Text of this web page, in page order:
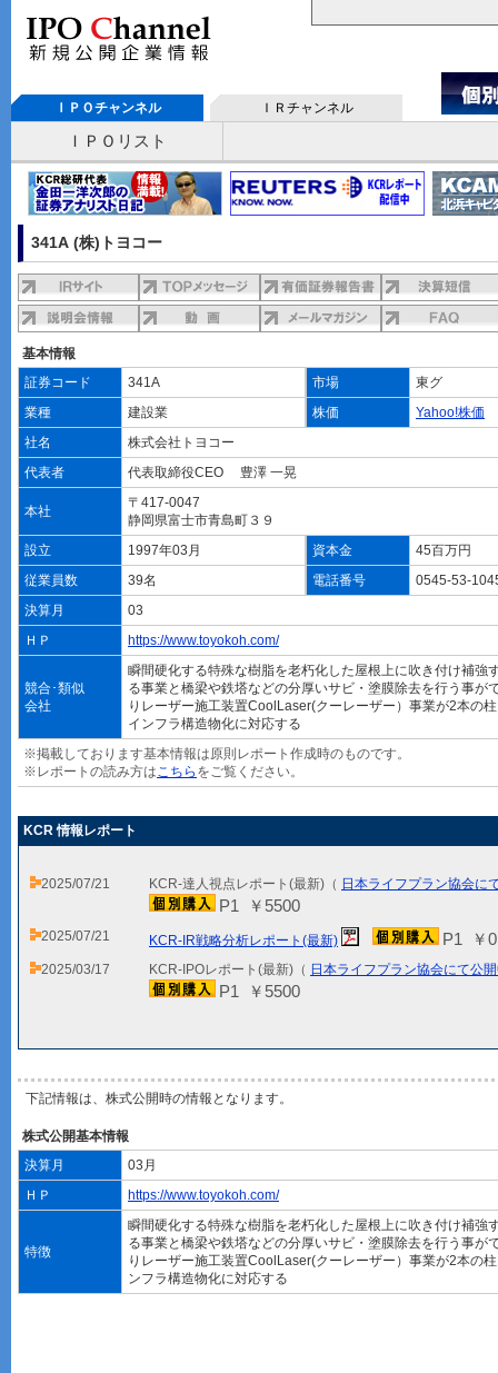
ＩＰＯチャンネル ＩＲチャンネル
ＩＰＯリスト
341A (株)トヨコー
基本情報
証券コード
341A 市場
東グ
業種
建設業 株価
Yahoo!株価
社名
株式会社トヨコー
代表者
代表取締役CEO 豊澤 一晃
本社
〒417-0047
静岡県富士市青島町３９
設立
1997年03月 資本金
45百万円
従業員数
39名 電話番号
0545-53-
決算月
03
ＨＰ
https://www.toyokoh.com/
競合･類似
会社
瞬間硬化する特殊な樹脂を老朽化した屋根上に吹き付け補強
る事業と橋梁や鉄塔などの分厚いサビ・塗膜除去を行う事が
りレーザー施工装置CoolLaser(クーレーザー）事業が2本の
インフラ構造物化に対応する
※掲載しております基本情報は原則レポート作成時のものです。
※レポートの読み方はこちら をご覧ください。
KCR 情報レポート
2025/07/21 KCR-達人視点レポート(最新)（ 日本ライフプラン協会に
P1 ￥5500
2025/07/21 KCR-IR戦略分析レポート(最新) P1 ￥0
2025/03/17 KCR-IPOレポート(最新)（ 日本ライフプラン協会にて公
P1 ￥5500
下記情報は、株式公開時の情報となります。
株式公開基本情報
決算月
03月
ＨＰ
https://www.toyokoh.com/
特徴
瞬間硬化する特殊な樹脂を老朽化した屋根上に吹き付け補強
る事業と橋梁や鉄塔などの分厚いサビ・塗膜除去を行う事が
りレーザー施工装置CoolLaser(クーレーザー）事業が2本の
ンフラ構造物化に対応する